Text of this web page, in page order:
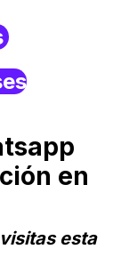
en
esta